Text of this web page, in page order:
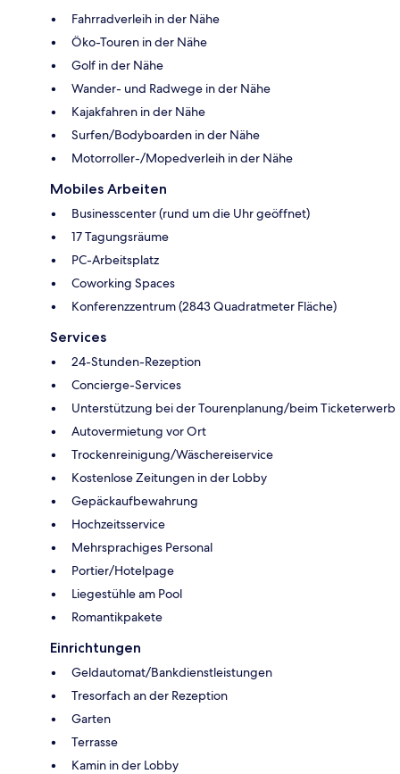
Fahrradverleih in der Nähe
Öko-Touren in der Nähe
Golf in der Nähe
Wander- und Radwege in der Nähe
Kajakfahren in der Nähe
Surfen/Bodyboarden in der Nähe
Motorroller-/Mopedverleih in der Nähe
Mobiles Arbeiten
Businesscenter (rund um die Uhr geöffnet)
17 Tagungsräume
PC-Arbeitsplatz
Coworking Spaces
Konferenzzentrum (2843 Quadratmeter Fläche)
Services
24-Stunden-Rezeption
Concierge-Services
Unterstützung bei der Tourenplanung/beim Ticketerwerb
Autovermietung vor Ort
Trockenreinigung/Wäschereiservice
Kostenlose Zeitungen in der Lobby
Gepäckaufbewahrung
Hochzeitsservice
Mehrsprachiges Personal
Portier/Hotelpage
Liegestühle am Pool
Romantikpakete
Einrichtungen
Geldautomat/Bankdienstleistungen
Tresorfach an der Rezeption
Garten
Terrasse
Kamin in der Lobby